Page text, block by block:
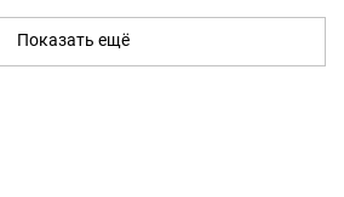
Показать ещё